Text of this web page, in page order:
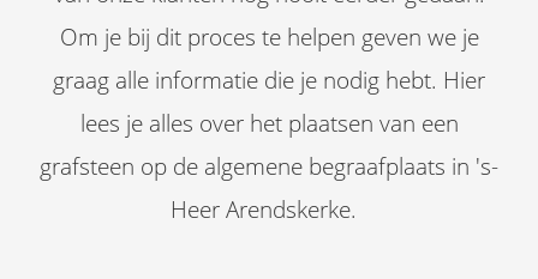
Om je bij dit proces te helpen geven we je
graag alle informatie die je nodig hebt. Hier
lees je alles over het plaatsen van een
grafsteen op de algemene begraafplaats in 's-
Heer Arendskerke.